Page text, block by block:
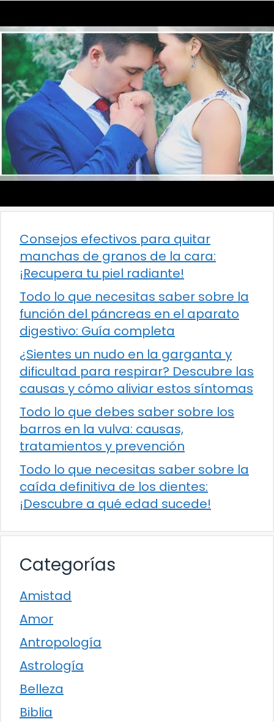
Consejos efectivos para quitar
manchas de granos de la cara:
¡Recupera tu piel radiante!
Todo lo que necesitas saber sobre la
función del páncreas en el aparato
digestivo: Guía completa
¿Sientes un nudo en la garganta y
dificultad para respirar? Descubre las
causas y cómo aliviar estos síntomas
Todo lo que debes saber sobre los
barros en la vulva: causas,
tratamientos y prevención
Todo lo que necesitas saber sobre la
caída definitiva de los dientes:
¡Descubre a qué edad sucede!
Categorías
Amistad
Amor
Antropología
Astrología
Belleza
Biblia